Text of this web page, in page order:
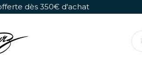
dès 350€ d'achat